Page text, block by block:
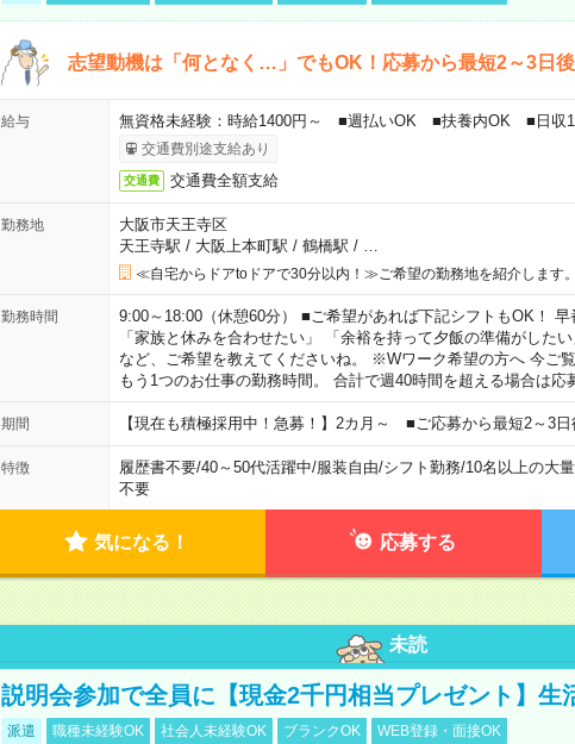
志望動機は「何となく…」でもOK！応募から最短2～3日
給与 無資格未経験：時給1400円～ ■週払いOK ■扶養内OK ■日収1
交通費別途支給あり
交通費 交通費全額支給
勤務地
大阪市天王寺区
天王寺駅 / 大阪上本町駅 / 鶴橋駅 /
≪自宅からドアtoドアで30分以内！≫ご希望の勤務地を紹介します。
勤務時間
9:00～18:00（休憩60分） ■ご希望があれば下記シフトもOK！
「家族と休みを合わせたい」 「余裕を持って夕飯の準備がした
など、ご希望を教えてくださいね。 ※Wワーク希望の方へ 今ご
もう1つのお仕事の勤務時間。 合計で週40時間を超える場合は応
期間 【現在も積極採用中！急募！】2カ月～ ■ご応募から最短2～3日
特徴 履歴書不要/40～50代活躍中/服装自由/シフト勤務/10名以上の大
不要
気になる！ 応募する
未読
説明会参加で全員に【現金2千円相当プレゼント】生
派遣 職種未経験OK 社会人未経験OK ブランクOK WEB登録・面接OK